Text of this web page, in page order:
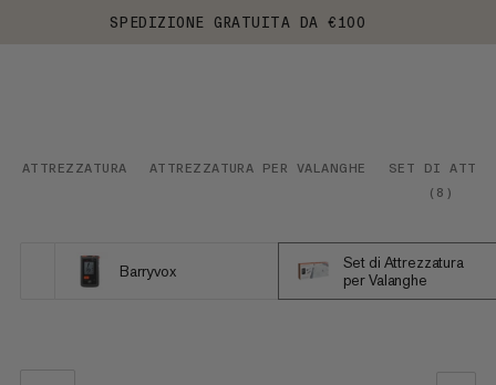
SPEDIZIONE GRATUITA DA €100
ATTREZZATURA ATTREZZATURA PER VALANGHE
SET DI
( 8 )
Barryvox
Set di Attrezzatura
per Valanghe